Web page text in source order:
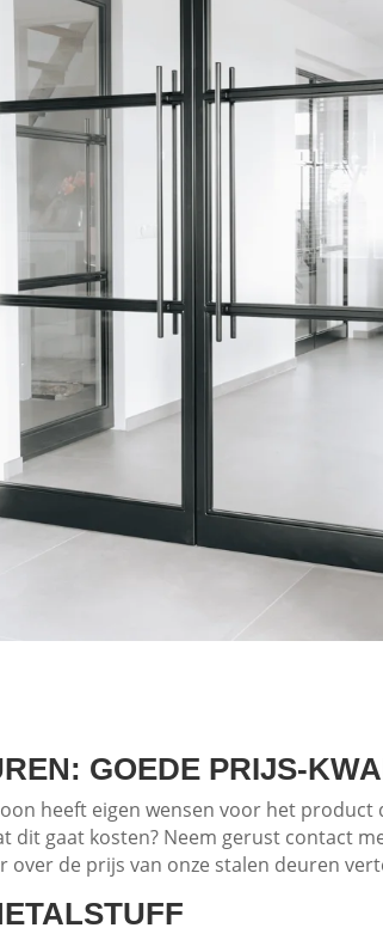
GOEDE PRIJS-
heeft eigen wensen voor het
gaat kosten? Neem gerust contact
de prijs van onze stalen deuren